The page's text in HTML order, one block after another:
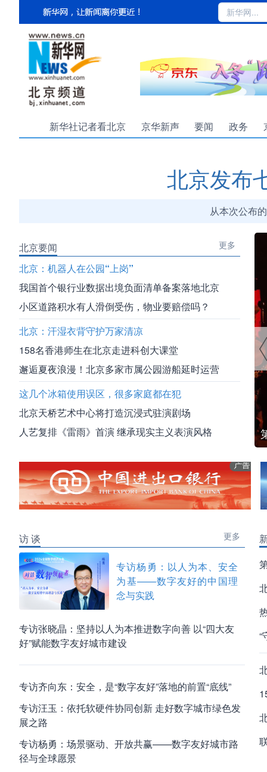
新华社记者看北京 京华新声 要闻 政务
北京发布
从本次公布
北京要闻 更多
北京：机器人在公园“上岗”
我国首个银行业数据出境负面清单备案落地北京
小区道路积水有人滑倒受伤，物业要赔偿吗？
北京：汗湿衣背守护万家清凉
158名香港师生在北京走进科创大课堂
邂逅夏夜浪漫！北京多家市属公园游船延时运营
这几个冰箱使用误区，很多家庭都在犯
北京天桥艺术中心将打造沉浸式驻演剧场
人艺复排《雷雨》首演 继承现实主义表演风格
）模特大面试在京举办
访 谈 更多
专访杨勇：以人为本、安全
为基——数字友好的中国理
念与实践
专访张晓晶：坚持以人为本推进数字向善 以“四大友
好”赋能数字友好城市建设
专访齐向东：安全，是“数字友好”落地的前置“底线”
专访汪玉：依托软硬件协同创新 走好数字城市绿色发
展之路
专访杨勇：场景驱动、开放共赢——数字友好城市路
径与全球愿景
“